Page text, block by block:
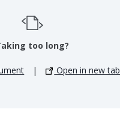
too long?
| Open in new tab